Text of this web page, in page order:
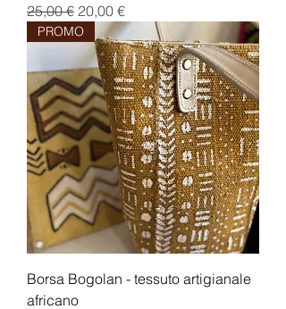
Prezzo regolare
25,00 € Prezzo scontato
20,00 €
PROMO
Borsa Bogolan - tessuto artigianale
africano